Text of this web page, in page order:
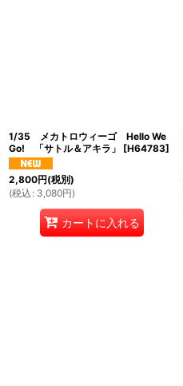
1/35 メカトロウィーゴ Hello We
Go! 「サトル＆アキラ」
[H64783]
2,800円(税別)
(税込 : 3,080円)
カートに入れる